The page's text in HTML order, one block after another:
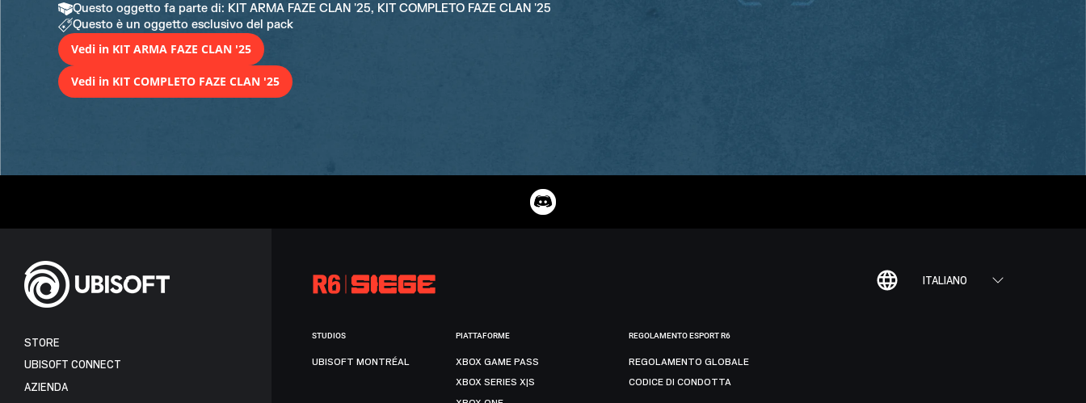
Questo oggetto fa parte di: KIT ARMA FAZE CLAN '25, KIT COMPLETO FAZE CLAN '25
Questo è un oggetto esclusivo del pack
Vedi in KIT ARMA FAZE CLAN '25
Vedi in KIT COMPLETO FAZE CLAN '25
ITALIANO
STORE
UBISOFT CONNECT
AZIENDA
STUDIOS
UBISOFT MONTRÉAL
PIATTAFORME
XBOX GAME PASS
XBOX SERIES X|S
REGOLAMENTO ESPORT R6
REGOLAMENTO GLOBALE
CODICE DI CONDOTTA